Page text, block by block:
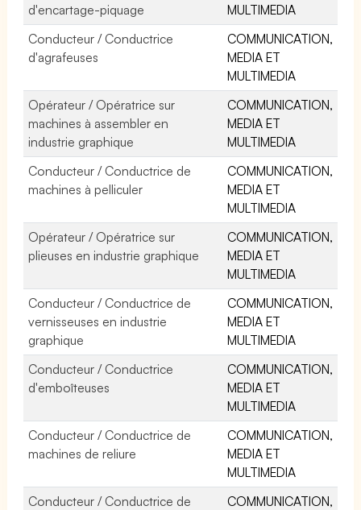
d'encartage-piquage
MULTIMEDIA
Conducteur / Conductrice
d'agrafeuses
COMMUNICATION,
MEDIA ET
MULTIMEDIA
Opérateur / Opératrice sur
machines à assembler en
industrie graphique
COMMUNICATION,
MEDIA ET
MULTIMEDIA
Conducteur / Conductrice de
machines à pelliculer
COMMUNICATION,
MEDIA ET
MULTIMEDIA
Opérateur / Opératrice sur
plieuses en industrie graphique
COMMUNICATION,
MEDIA ET
MULTIMEDIA
Conducteur / Conductrice de
vernisseuses en industrie
graphique
COMMUNICATION,
MEDIA ET
MULTIMEDIA
Conducteur / Conductrice
d'emboîteuses
COMMUNICATION,
MEDIA ET
MULTIMEDIA
Conducteur / Conductrice de
machines de reliure
COMMUNICATION,
MEDIA ET
MULTIMEDIA
Conducteur / Conductrice de
COMMUNICATION,